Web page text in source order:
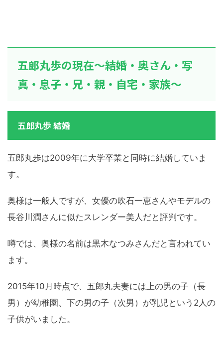
五郎丸歩の現在～結婚・奥さん・写
真・息子・兄・親・自宅・家族～
五郎丸歩 結婚
五郎丸歩は2009年に大学卒業と同時に結婚していま
す。
奥様は一般人ですが、女優の吹石一恵さんやモデルの
長谷川潤さんに似たスレンダー美人だと評判です。
噂では、奥様の名前は黒木なつみさんだと言われてい
ます。
2015年10月時点で、五郎丸夫妻には上の男の子（長
男）が幼稚園、下の男の子（次男）が乳児という2人の
子供がいました。